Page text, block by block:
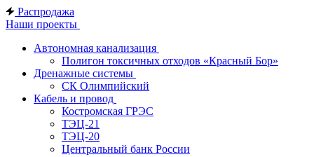
Распродажа
Наши проекты
Автономная канализация
Полигон токсичных отходов «Красный Бор»
Дренажные системы
СК Олимпийский
Кабель и провод
Костромская ГРЭС
ТЭЦ-21
ТЭЦ-20
Центральный банк России